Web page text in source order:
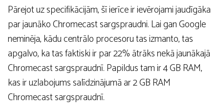
Pārejot uz specifikācijām, šī ierīce ir ievērojami jaudīgāka
par jaunāko Chromecast sargspraudni. Lai gan Google
neminēja, kādu centrālo procesoru tas izmanto, tas
apgalvo, ka tas faktiski ir par 22% ātrāks nekā jaunākajā
Chromecast sargspraudnī. Papildus tam ir 4 GB RAM,
kas ir uzlabojums salīdzinājumā ar 2 GB RAM
Chromecast sargspraudnī.